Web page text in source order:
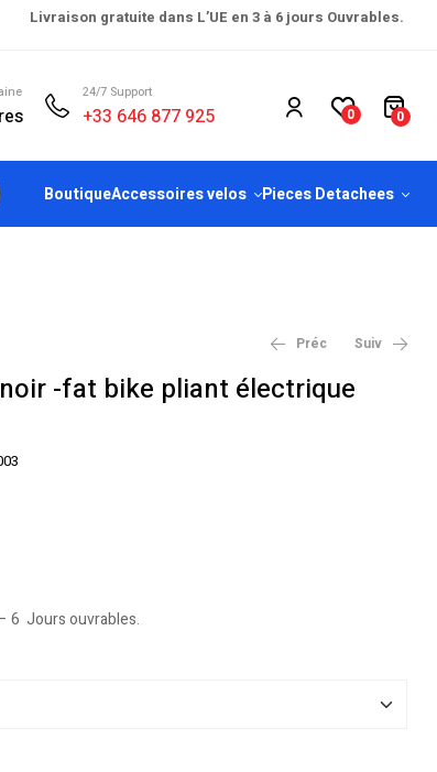
Livraison gratuite dans L’UE en 3 à 6 jours Ouvrables.
24/7 Support
+33 646 877 925 0 0
BoutiqueAccessoires velos Pieces Detachees
Préc Suiv
-fat bike pliant électrique
6 Jours ouvrables.